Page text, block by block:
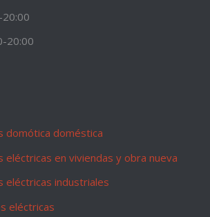
20:00
20:00
domótica doméstica
eléctricas en viviendas y obra nueva
eléctricas industriales
eléctricas